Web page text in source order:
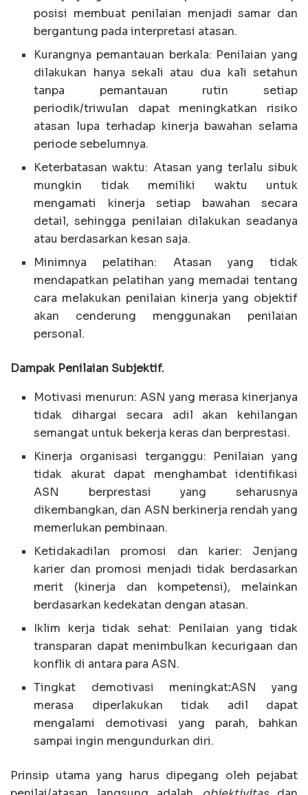
posisi membuat penilaian menjadi samar dan
bergantung pada interpretasi atasan.
Kurangnya pemantauan berkala: Penilaian yang
dilakukan hanya sekali atau dua kali setahun
tanpa pemantauan rutin setiap
periodik/triwulan dapat meningkatkan risiko
atasan lupa terhadap kinerja bawahan selama
periode sebelumnya.
Keterbatasan waktu: Atasan yang terlalu sibuk
mungkin tidak memiliki waktu untuk
mengamati kinerja setiap bawahan secara
detail, sehingga penilaian dilakukan seadanya
atau berdasarkan kesan saja.
Minimnya pelatihan: Atasan yang tidak
mendapatkan pelatihan yang memadai tentang
cara melakukan penilaian kinerja yang objektif
akan cenderung menggunakan penilaian
personal.
Dampak Penilaian Subjektif.
Motivasi menurun: ASN yang merasa kinerjanya
tidak dihargai secara adil akan kehilangan
semangat untuk bekerja keras dan berprestasi.
Kinerja organisasi terganggu: Penilaian yang
tidak akurat dapat menghambat identifikasi
ASN berprestasi yang seharusnya
dikembangkan, dan ASN berkinerja rendah yang
memerlukan pembinaan.
Ketidakadilan promosi dan karier: Jenjang
karier dan promosi menjadi tidak berdasarkan
merit (kinerja dan kompetensi), melainkan
berdasarkan kedekatan dengan atasan.
Iklim kerja tidak sehat: Penilaian yang tidak
transparan dapat menimbulkan kecurigaan dan
konflik di antara para ASN.
Tingkat demotivasi meningkat:ASN yang
merasa diperlakukan tidak adil dapat
mengalami demotivasi yang parah, bahkan
sampai ingin mengundurkan diri.
Prinsip utama yang harus dipegang oleh pejabat